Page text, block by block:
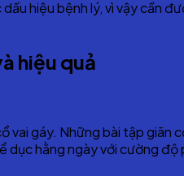
hiệu bệnh lý, vì vậy cần
hiệu quả
gáy. Những bài tập giãn
hằng ngày với cường